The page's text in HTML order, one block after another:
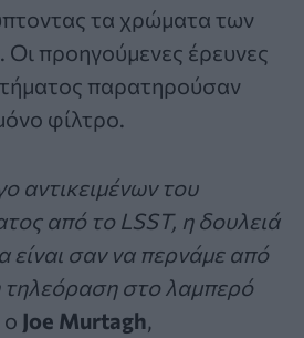
τα χρώματα των
Οι προηγούμενες έρευνες
παρατηρούσαν
φίλτρο.
αντικειμένων του
από το LSST, η δουλειά
είναι σαν να περνάμε από
στο λαμπερό
Joe Murtagh,